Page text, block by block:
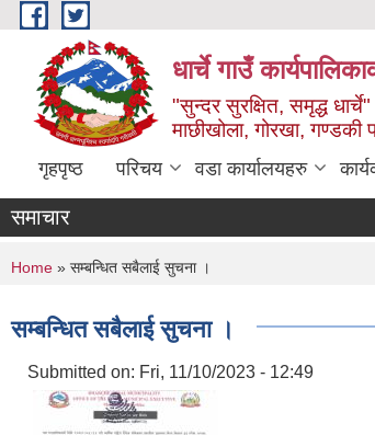
Skip to main content
धार्चे गाउँ
"सुन्दर सुरक्षित, समृद्ध धार्चे"
माछीखोला, गोरखा, गण्डकी
गृहपृष्ठ परिचय वडा कार्यालयहरु
समाचार
You are here
Home » सम्बन्धित सबैलाई सुचना ।
सम्बन्धित सबैलाई सुचना ।
Submitted on: Fri, 11/10/2023 - 12:49